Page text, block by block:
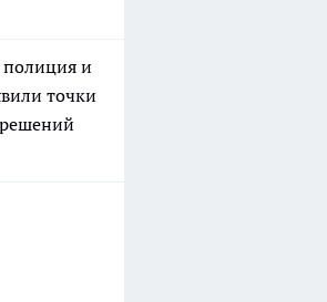
полиция и
точки